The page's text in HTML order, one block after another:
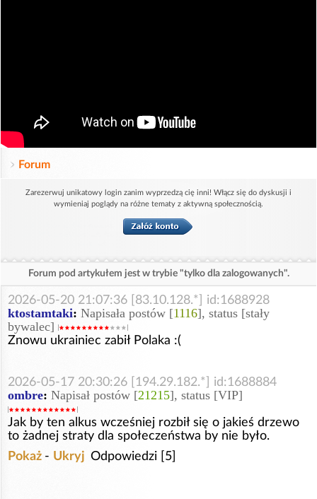
Forum
Zarezerwuj unikatowy login zanim wyprzedzą cię inni! Włącz się do dyskusji i
wymieniaj poglądy na różne tematy z aktywną społecznością.
Forum pod artykułem jest w trybie "tylko dla zalogowanych".
2026-05-20 21:07:36 [83.10.128.*] id:1688928
ktostamtaki: Napisała postów [1116], status [stały
bywalec]
Znowu ukrainiec zabił Polaka :(
2026-05-17 20:30:26 [194.29.182.*] id:1688884
ombre: Napisał postów [21215], status [VIP]
Jak by ten alkus wcześniej rozbił się o jakieś drzewo
to żadnej straty dla społeczeństwa by nie było.
Pokaż - Ukryj Odpowiedzi [5]